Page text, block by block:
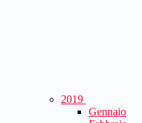
2019
Gennaio